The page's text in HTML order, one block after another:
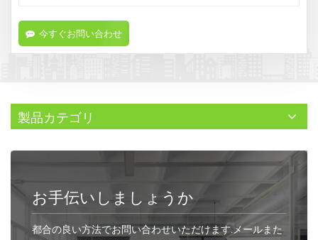
今すぐお問い合わせ
製品カテゴリ
お手伝いしましょうか
都合の良い方法でお問い合わせいただけます.メールまた